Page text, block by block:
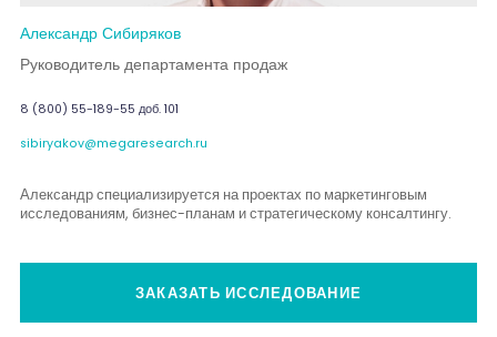
Александр Сибиряков
Руководитель департамента продаж
8 (800) 55-189-55 доб. 101
sibiryakov@megaresearch.ru
Александр специализируется на проектах по маркетинговым
исследованиям, бизнес-планам и стратегическому консалтингу.
ЗАКАЗАТЬ ИССЛЕДОВАНИЕ